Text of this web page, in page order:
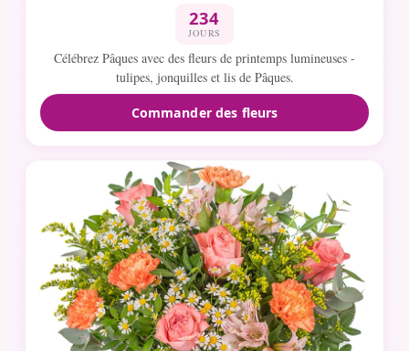
234
JOURS
Célébrez Pâques avec des fleurs de printemps lumineuses -
tulipes, jonquilles et lis de Pâques.
Commander des fleurs